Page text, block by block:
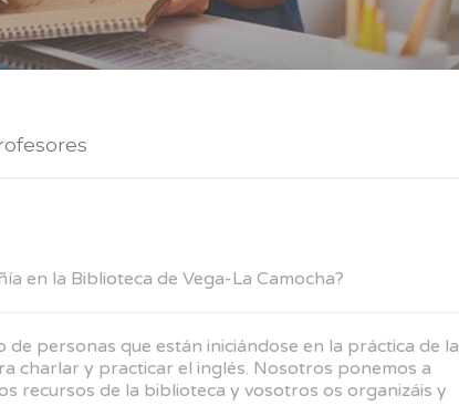
en la Biblioteca de Vega-La Camocha?
personas que están iniciándose en la práctica de la
charlar y practicar el inglés. Nosotros ponemos a
recursos de la biblioteca y vosotros os organizáis y